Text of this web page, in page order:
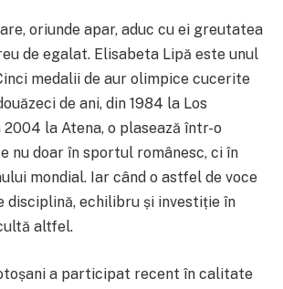
oriunde apar, aduc cu ei greutatea
de egalat. Elisabeta Lipă este unul
medalii de aur olimpice cucerite
de ani, din 1984 la Los
2004 la Atena, o plasează într-o
nu doar în sportul românesc, ci în
mondial. Iar când o astfel de voce
disciplină, echilibru și investiție în
altfel.
a participat recent în calitate